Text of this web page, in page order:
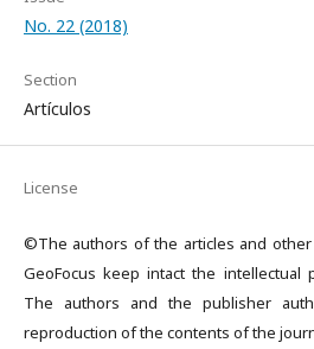
No. 22 (2018)
Section
Artículos
License
©The authors of the articles and
GeoFocus keep intact the intellectual
The authors and the publisher
reproduction of the contents of the